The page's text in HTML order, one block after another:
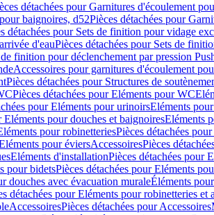
détachées pour Garnitures d'écoulement
baignoires, d52Pièces détachées pour
détachées pour Sets de finition pour vidage
d'eauPièces détachées pour Sets de
de finition pour déclenchement par pression
Accessoires pour garnitures d'écoulement
Pièces détachées pour Structures de
Pièces détachées pour Eléments pour WC
pour Eléments pour urinoirsEléments
Eléments pour douches et baignoiresEléments
pour robinetteriesPièces détachées
pour éviersAccessoiresPièces
Eléments d'installationPièces détachées pour
pour bidetsPièces détachées pour Eléments
douches avec évacuation muraleÉléments
détachées pour Eléments pour robinetteries et
AccessoiresPièces détachées pour Accessoires